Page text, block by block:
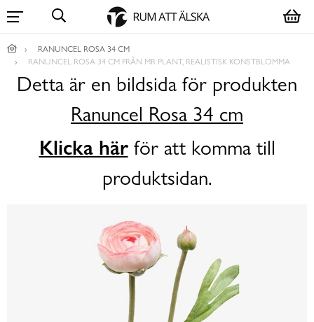
RANUNCEL ROSA 34 CM
RANUNCEL ROSA 34 CM FRÅN MR PLANT, REALISTISK KONSTBLOMMA
Detta är en bildsida för produkten
Ranuncel Rosa 34 cm
Klicka härför att komma till
produktsidan.